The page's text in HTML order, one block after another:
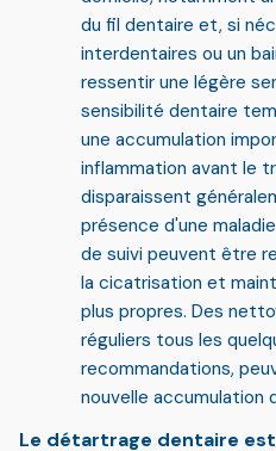
du fil dentaire et, si
interdentaires ou un
ressentir une légère
sensibilité dentaire
une accumulation
inflammation avant le
disparaissent
présence d'une
de suivi peuvent être
la cicatrisation et
plus propres. Des
réguliers tous les
recommandations,
nouvelle accumulation
Le détartrage dentaire